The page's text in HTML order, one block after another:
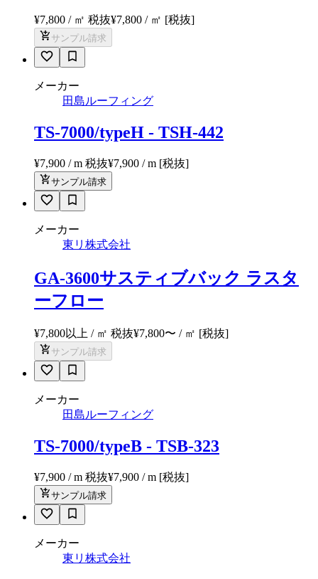
¥7,800 / ㎡ 税抜¥7,800 / ㎡ [税抜]
サンプル請求
メーカー
田島ルーフィング
TS-7000/typeH - TSH-442
¥7,900 / m 税抜¥7,900 / m [税抜]
サンプル請求
メーカー
東リ株式会社
GA-3600サスティブバック ラスタ
ーフロー
¥7,800以上 / ㎡ 税抜¥7,800〜 / ㎡ [税抜]
サンプル請求
メーカー
田島ルーフィング
TS-7000/typeB - TSB-323
¥7,900 / m 税抜¥7,900 / m [税抜]
サンプル請求
メーカー
東リ株式会社